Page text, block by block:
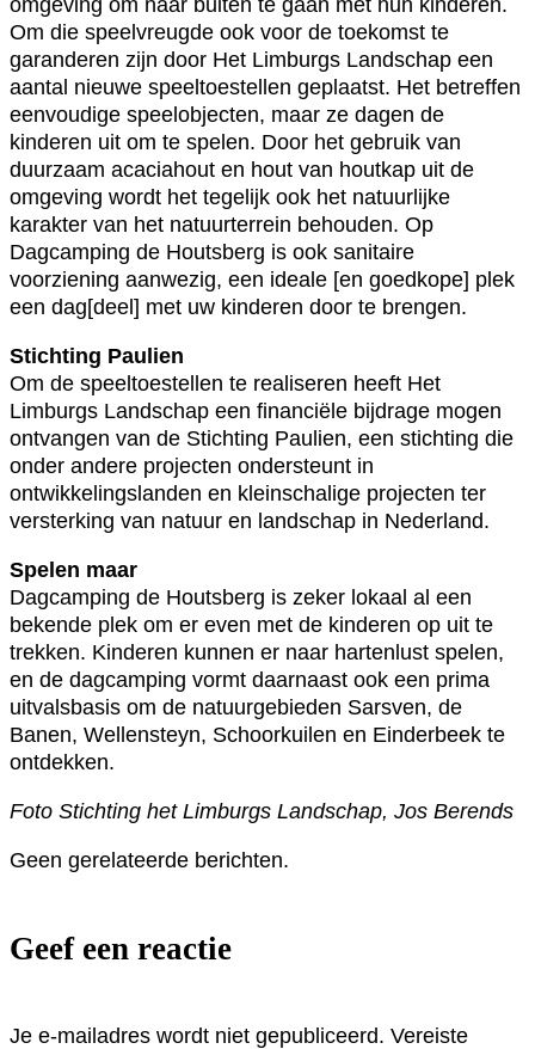
Om die speelvreugde ook voor de toekomst te
garanderen zijn door Het Limburgs Landschap een
aantal nieuwe speeltoestellen geplaatst. Het betreffen
eenvoudige speelobjecten, maar ze dagen de
kinderen uit om te spelen. Door het gebruik van
duurzaam acaciahout en hout van houtkap uit de
omgeving wordt het tegelijk ook het natuurlijke
karakter van het natuurterrein behouden. Op
Dagcamping de Houtsberg is ook sanitaire
voorziening aanwezig, een ideale [en goedkope] plek
een dag[deel] met uw kinderen door te brengen.
Stichting Paulien
Om de speeltoestellen te realiseren heeft Het
Limburgs Landschap een financiële bijdrage mogen
ontvangen van de Stichting Paulien, een stichting die
onder andere projecten ondersteunt in
ontwikkelingslanden en kleinschalige projecten ter
versterking van natuur en landschap in Nederland.
Spelen maar
Dagcamping de Houtsberg is zeker lokaal al een
bekende plek om er even met de kinderen op uit te
trekken. Kinderen kunnen er naar hartenlust spelen,
en de dagcamping vormt daarnaast ook een prima
uitvalsbasis om de natuurgebieden Sarsven, de
Banen, Wellensteyn, Schoorkuilen en Einderbeek te
ontdekken.
Foto Stichting het Limburgs Landschap, Jos Berends
Geen gerelateerde berichten.
Geef een reactie
Je e-mailadres wordt niet gepubliceerd. Vereiste